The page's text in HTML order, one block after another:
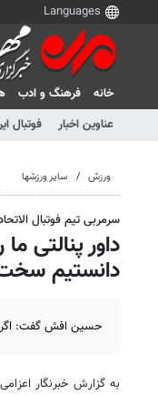
خانه فرهنگ و ادب
عناوین اخبار
فوتبال
ورزش سایر ورزشها
سرمربی تیم فوتبال
داور پنالتی
دانستیم
حسین افش گفت: اگر
به گزارش خبرنگار